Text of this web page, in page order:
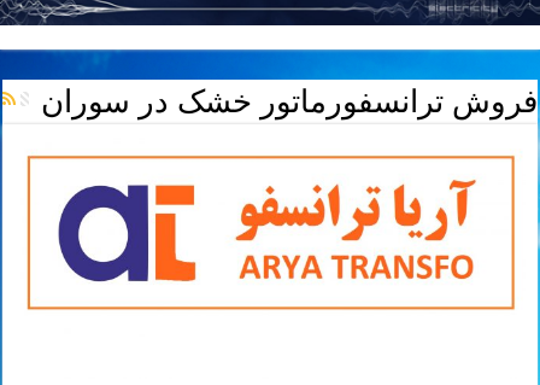
فروش ترانسفورماتور خشک در سوران